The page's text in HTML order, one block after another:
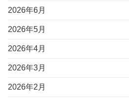
2026年6月
2026年5月
2026年4月
2026年3月
2026年2月